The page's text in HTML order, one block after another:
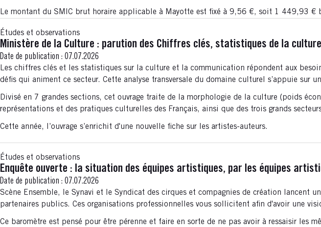
Le montant du SMIC brut horaire applicable à Mayotte est fixé à 9,56 €, soit 1 449,93 €
Études et observations
Ministère de la Culture : parution des Chiffres clés, statistiques de la
Date de publication : 07.07.2026
Les chiffres clés et les statistiques sur la culture et la communication répondent aux
défis qui animent ce secteur. Cette analyse transversale du domaine culturel s’appuie sur
Divisé en 7 grandes sections, cet ouvrage traite de la morphologie de la culture (poids
représentations et des pratiques culturelles des Français, ainsi que des trois grands
Cette année, l’ouvrage s’enrichit d'une nouvelle fiche sur les artistes-auteurs.
Études et observations
Enquête ouverte : la situation des équipes artistiques, par les équipes
Date de publication : 07.07.2026
Scène Ensemble, le Synavi et le Syndicat des cirques et compagnies de création lancent
partenaires publics. Ces organisations professionnelles vous sollicitent afin d'avoir une
Ce baromètre est pensé pour être pérenne et faire en sorte de ne pas avoir à ressaisir les